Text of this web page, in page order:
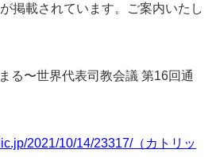
掲載されています。ご案内いたし
〜世界代表司教会議 第16回通
2021/10/14/23317/（カトリッ